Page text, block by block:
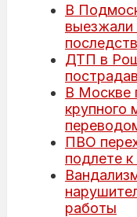
В
выезжали
ДТП в
В Москве
крупного
ПВО
подлете
работы